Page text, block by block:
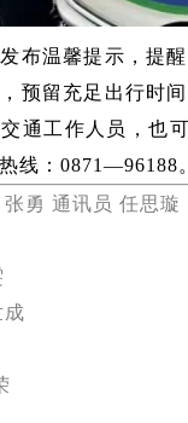
布温馨提示，提
预留充足出行时
通工作人员，也
线：0871—96188。
勇 通讯员 任思璇
成